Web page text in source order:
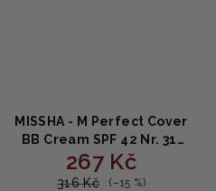
MISSHA - M Perfect Cover
BB Cream SPF 42 Nr. 31,
Golden Beige - Krycí
hydratační krém s SPF42
267 Kč
316 Kč (–15 %)